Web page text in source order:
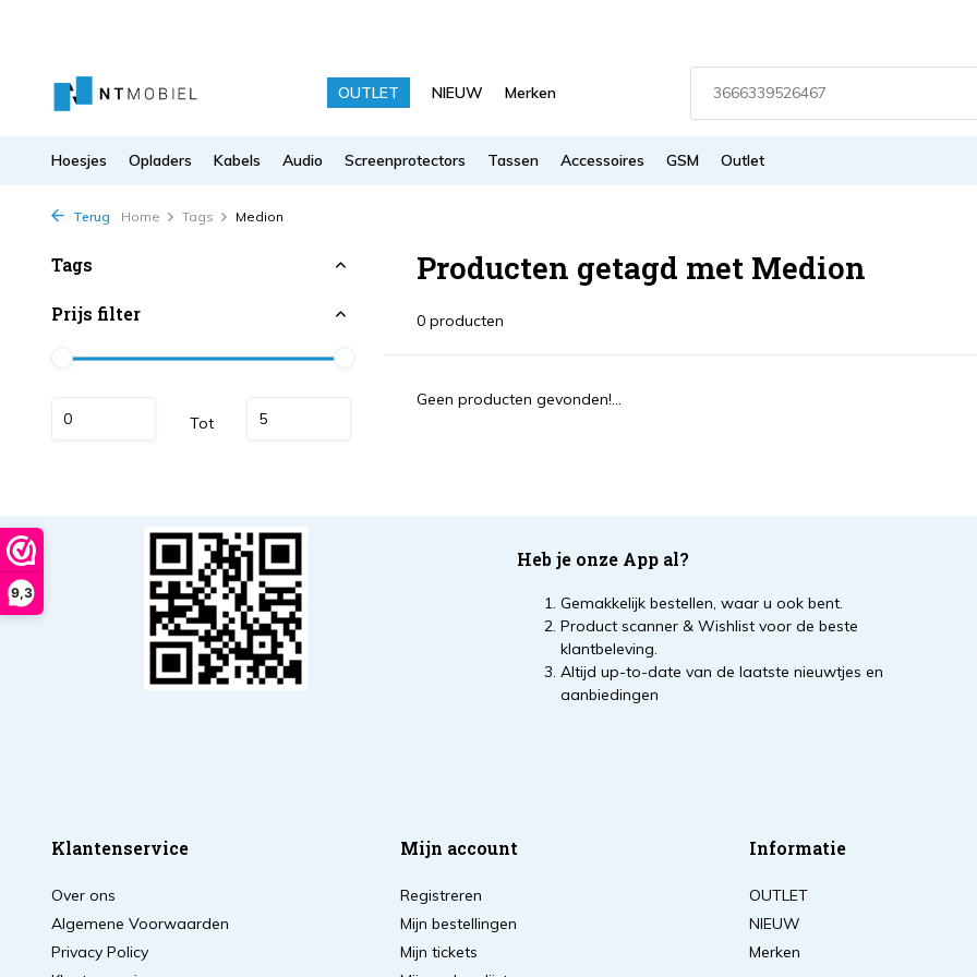
9,3
OUTLET NIEUW Merken
Hoesjes Opladers Kabels Audio Screenprotectors Tassen Accessoires GSM Outlet
Terug Home Tags Medion
Tags
Prijs filter
Tot
Producten getagd met Medion
0 producten
Geen producten gevonden!...
Heb je onze App al?
Gemakkelijk bestellen, waar u ook bent.
Product scanner & Wishlist voor de beste
klantbeleving.
Altijd up-to-date van de laatste nieuwtjes en
aanbiedingen
Klantenservice
Over ons
Algemene Voorwaarden
Privacy Policy
Mijn account
Registreren
Mijn bestellingen
Mijn tickets
Informatie
OUTLET
NIEUW
Merken